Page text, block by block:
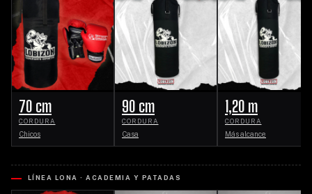
70 cm
CORDURA
Chicos
90 cm
CORDURA
Casa
1,20 m
CORDURA
Más alcance
LÍNEA LONA · ACADEMIA Y PATADAS